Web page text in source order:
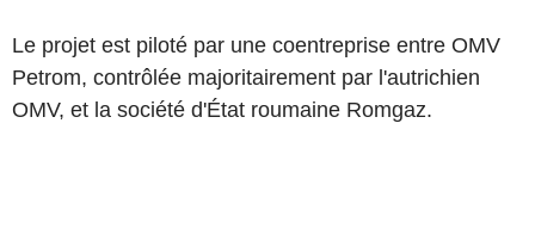
Le projet est piloté par une coentreprise entre OMV
Petrom, contrôlée majoritairement par l'autrichien
OMV, et la société d'État roumaine Romgaz.